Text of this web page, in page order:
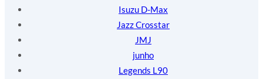
Isuzu D-Max
Jazz Crosstar
JMJ
junho
Legends L90